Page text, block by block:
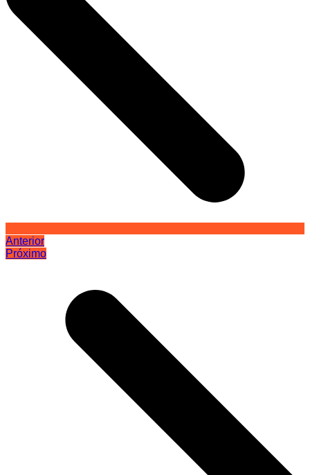
Anterior
Próximo